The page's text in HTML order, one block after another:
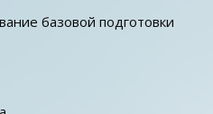
базовой подготовки